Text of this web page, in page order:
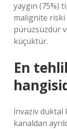
yaygın (75%)
malignite riski
pürüzsüzdür
küçüktür.
En
İnvaziv duktal
kanaldan